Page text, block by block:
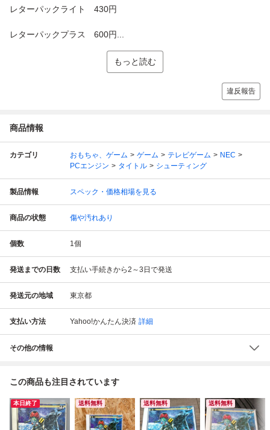
レターパックライト 430円
レターパックプラス 600円...
もっと読む
違反報告
商品情報
カテゴリ おもちゃ、ゲーム ゲーム テレビゲーム
NEC
PCエンジン
タイトル シューティング
製品情報 スペック・価格相場を見る
商品の状態 傷や汚れあり
個数 1個
発送までの日数 支払い手続きから2～3日で発送
発送元の地域 東京都
支払い方法 Yahoo!かんたん決済 詳細
その他の情報
この商品も注目されています
本日終了 送料無料 送料無料 送料無料